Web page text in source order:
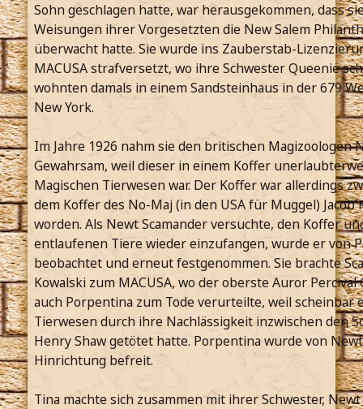
Sohn geschlagen hatte, war herausgekommen, dass
Weisungen ihrer Vorgesetzten die New Salem
überwacht hatte. Sie wurde ins Zauberstab-
MACUSA strafversetzt, wo ihre Schwester Queenie
wohnten damals in einem Sandsteinhaus in der 679
New York.
Im Jahre 1926 nahm sie den britischen Magizoologen
Gewahrsam, weil dieser in einem Koffer
Magischen Tierwesen war. Der Koffer war allerdings
dem Koffer des No-Maj (in den USA für Muggel) Jacob
worden. Als Newt Scamander versuchte, den Koffer
entlaufenen Tiere wieder einzufangen, wurde er von
beobachtet und erneut festgenommen. Sie brachte
Kowalski zum MACUSA, wo der oberste Auror Percival
auch Porpentina zum Tode verurteilte, weil scheinbar
Tierwesen durch ihre Nachlässigkeit inzwischen den
Henry Shaw getötet hatte. Porpentina wurde von
Hinrichtung befreit.
Tina machte sich zusammen mit ihrer Schwester,